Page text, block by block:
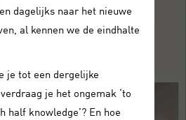
dagelijks naar het nieuwe
al kennen we de eindhalte
je tot een dergelijke
je het ongemak ‘to
half knowledge’? En hoe